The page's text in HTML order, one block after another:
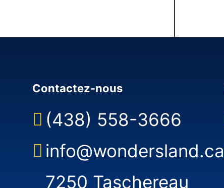
Contactez-nous
(438) 558-3666
info@wondersland.ca
7250 Taschereau